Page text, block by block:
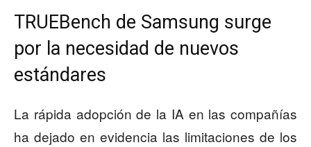
TRUEBench de Samsung surge
por la necesidad de nuevos
estándares
La rápida adopción de la IA en las compañías
ha dejado en evidencia las limitaciones de los